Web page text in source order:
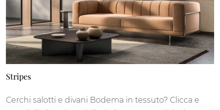
Stripes
Cerchi salotti e divani Bodema in tessuto? Clicca e